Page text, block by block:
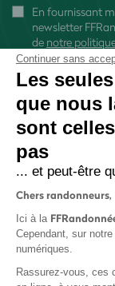
En fournissant
newsletter
de notre
Continuer sans
Les
que nous
sont
pas
... et peut-être
Chers randonneurs,
Ici à la
Cependant, sur
numériques.
Rassurez-vous, ces